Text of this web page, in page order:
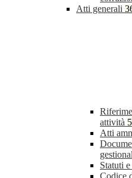
Atti generali
attività 5
Atti
Statuti